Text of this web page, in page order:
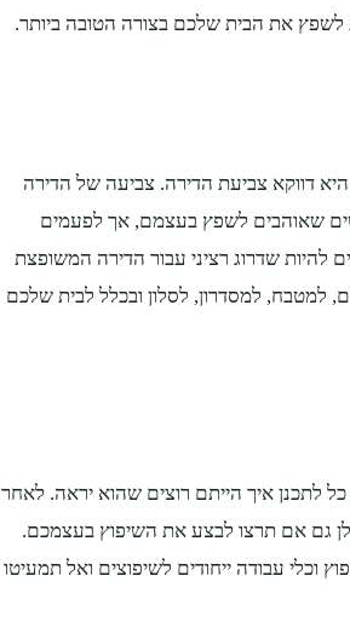
את הבית שלכם בצורה הטובה ביותר.
דווקא צביעת הדירה. צביעה של הדירה
שאוהבים לשפץ בעצמם, אך לפעמים
להיות שדרוג רציני עבור הדירה המשופצת
למטבח, למסדרון, לסלון ובכלל לבית שלכם
לתכנן איך הייתם רוצים שהוא יראה. לאחר
גם אם תרצו לבצע את השיפוץ בעצמכם.
וכלי עבודה ייחודים לשיפוצים ואל תמעיטו